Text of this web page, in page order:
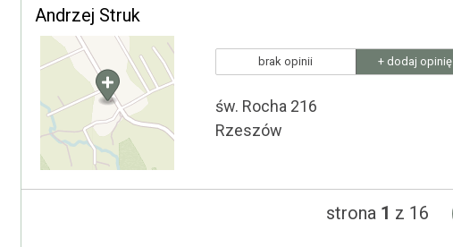
Andrzej Struk
brak opinii + dodaj opinię
św. Rocha 216
Rzeszów
strona 1 z 16